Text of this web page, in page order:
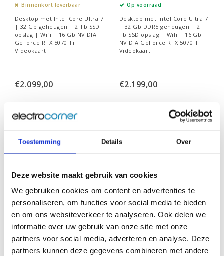
Toestemming Details Over
Deze website maakt gebruik van cookies
We gebruiken cookies om content en advertenties te
personaliseren, om functies voor social media te bieden
en om ons websiteverkeer te analyseren. Ook delen we
informatie over uw gebruik van onze site met onze
partners voor social media, adverteren en analyse. Deze
partners kunnen deze gegevens combineren met andere
Binnenkort leverbaar
Desktop met Intel Core Ultra 7
| 32 Gb geheugen | 2 Tb SSD
opslag | Wifi | 16 Gb NVIDIA
GeForce RTX 5070 Ti
Videokaart
€2.099,00
Op voorraad
Desktop met Intel Core Ultra 7
| 32 Gb DDR5 geheugen | 2
Tb SSD opslag | Wifi | 16 Gb
NVIDIA GeForce RTX 5070 Ti
Videokaart
€2.199,00